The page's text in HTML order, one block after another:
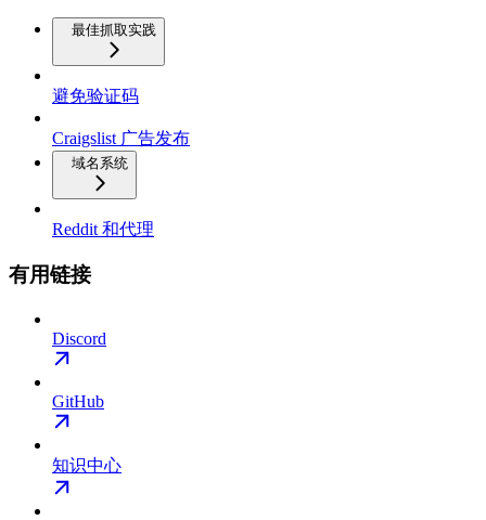
最佳抓取实践
避免验证码
Craigslist 广告发布
域名系统
Reddit 和代理
有用链接
Discord
GitHub
知识中心